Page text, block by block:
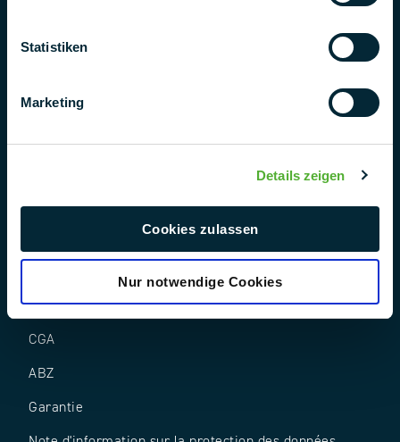
Statistiken
Marketing
Details zeigen
Cookies zulassen
Nur notwendige Cookies
AEB
CGA
ABZ
Garantie
Suivez-nous